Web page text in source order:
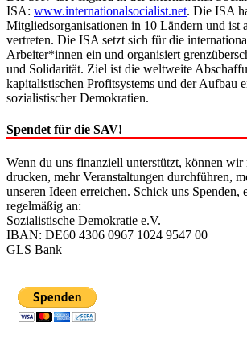
ISA: www.internationalsocialist.net. Die ISA
Mitgliedsorganisationen in 10 Ländern und ist
vertreten. Die ISA setzt sich für die
Arbeiter*innen ein und organisiert
und Solidarität. Ziel ist die weltweite
kapitalistischen Profitsystems und der Aufbau
sozialistischer Demokratien.
Spendet für die SAV!
Wenn du uns finanziell unterstützt, können wir
drucken, mehr Veranstaltungen durchführen,
unseren Ideen erreichen. Schick uns Spenden,
regelmäßig an:
Sozialistische Demokratie e.V.
IBAN: DE60 4306 0967 1024 9547 00
GLS Bank